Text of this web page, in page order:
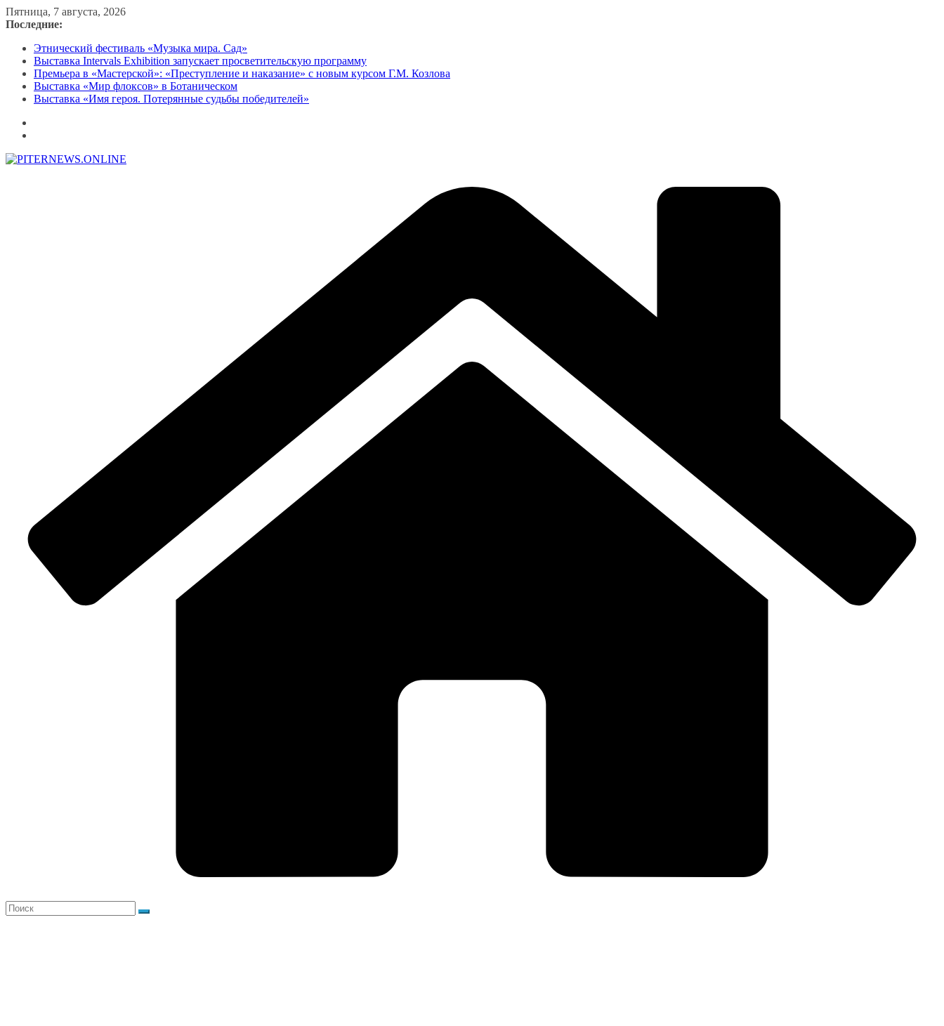
Перейти
к
Пятница, 7 августа, 2026
Последние:
Этнический фестиваль «Музыка мира. Сад»
Выставка Intervals Exhibition запускает просветительскую программу
Премьера в «Мастерской»: «Преступление и наказание» с новым курсом Г.М. Козлова
Выставка «Мир флоксов» в Ботаническом
Выставка «Имя героя. Потерянные судьбы победителей»